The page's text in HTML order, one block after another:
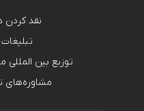
نقد کردن
توزیع بین